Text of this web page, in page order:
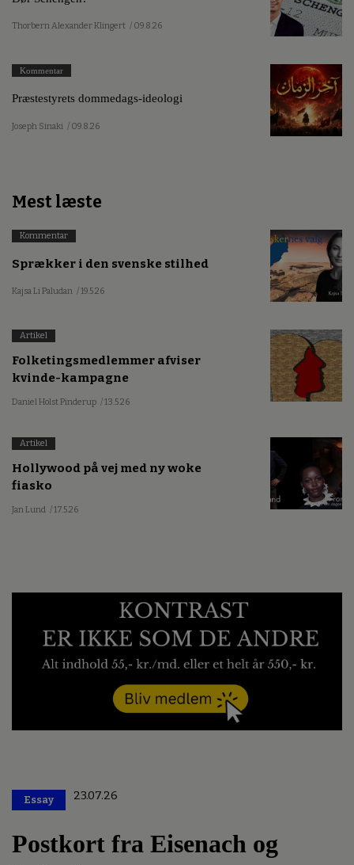
Thorbern Alexander Klingert / 09.8.26
Kommentar
Præstestyrets dommedags-ideologi
Joseph Sinaki / 09.8.26
Mest læste
Kommentar
Sprækker i den svenske stilhed
Kajsa Li Paludan / 19.5.26
Artikel
Folketingsmedlemmer afviser
kvinde-kampagne
Daniel Holst Pinderup / 13.5.26
Artikel
Hollywood på vej med ny woke
fiasko
Jan Lund / 17.5.26
Essay 23.07.26
Postkort fra Eisenach og